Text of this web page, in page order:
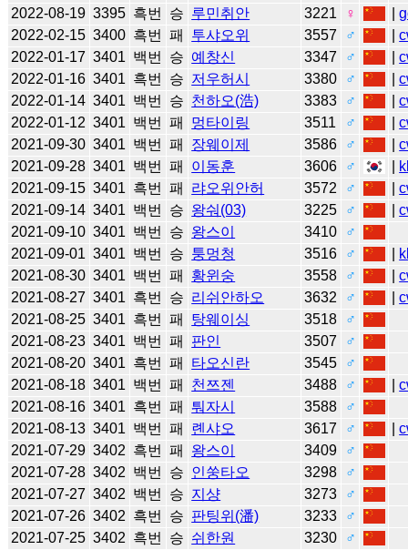
2022-08-19 3395 흑번 승 루민취안 3221 ♀ |
2022-02-15 3400 흑번 패 투샤오위 3557 ♂ |
2022-01-17 3401 백번 승 예창신 3347 ♂ |
2022-01-16 3401 흑번 승 저우허시 3380 ♂ |
2022-01-14 3401 백번 승 천하오(浩) 3383 ♂ |
2022-01-12 3401 백번 패 멍타이링 3511 ♂ |
2021-09-30 3401 백번 패 장웨이제 3586 ♂ |
2021-09-28 3401 백번 패 이동훈 3606 ♂
2021-09-15 3401 흑번 패 랴오위안허 3572 ♂ |
2021-09-14 3401 백번 승 왕숴(03) 3225 ♂ |
2021-09-10 3401 백번 승 왕스이 3410
♂
2021-09-01 3401 백번 승 퉁멍청 3516 ♂
2021-08-30 3401 백번 패 황윈숭 3558 ♂ |
2021-08-27 3401 흑번 승 리쉬안하오 3632 ♂ |
2021-08-25 3401 흑번 패 탕웨이싱 3518
♂
2021-08-23 3401 백번 패 판인 3507
♂
2021-08-20 3401 흑번 패 타오신란 3545
♂
2021-08-18 3401 백번 패 천쯔젠 3488 ♂ |
2021-08-16 3401 흑번 패 퉈자시 3588
♂
2021-08-13 3401 백번 패 롄샤오 3617 ♂ |
2021-07-29 3402 흑번 패 왕스이 3409
♂
2021-07-28 3402 백번 승 인쑹타오 3298
♂
2021-07-27 3402 백번 승 지샹 3273
♂
2021-07-26 3402 흑번 승 판팅위(潘) 3233
♂
2021-07-25 3402 흑번 승 쉬한원 3230
♂